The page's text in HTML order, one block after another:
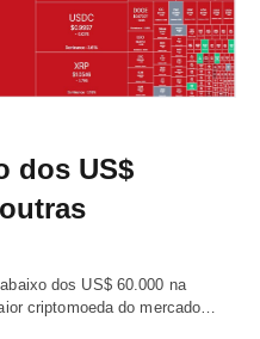
dos US$
dos US$ 60.000 na
criptomoeda do mercado…